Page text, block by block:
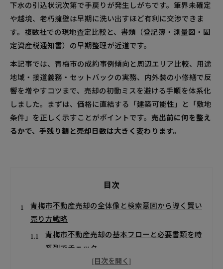
下水の引込状況次第で手戻りが発生しがちです。筆界未確定
や越境、老朽擁壁は早期に洗い出すほど有利に交渉できま
す。複数社での現地査定比較と、書類（登記簿・測量図・固
定資産税通知書）の早期整理が近道です。
本記事では、青梅市の成約事例傾向と周辺エリア比較、用途
地域・接道義務・セットバックの実務、内外装の小修繕で反
響を増やすコツまで、売却の初動ミスを避ける手順を体系化
しました。まずは、価格に直結する「建築可能性」と「敷地
条件」を正しく示すことがポイントです。 売出前に何を整え
るかで、手残り額と売却日数は大きく変わります。
目次
青梅市不動産売却の全体像と検索意図から導く賢い
売り方戦略
青梅市不動産売却の基本フローと必要書類を時
系列でチェック
青梅市不動産売却でつまずきやすい初動ミスと